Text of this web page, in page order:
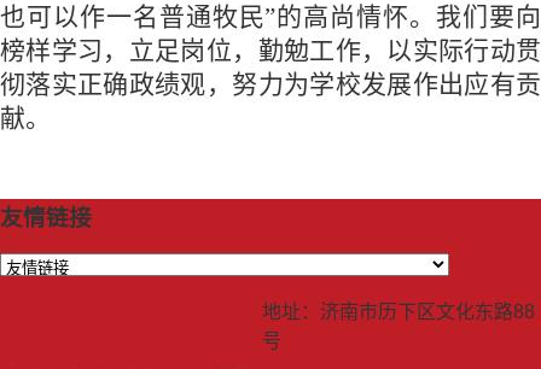
也可以作一名普通牧民”的高尚情怀。我们要向
榜样学习，立足岗位，勤勉工作，以实际行动贯
彻落实正确政绩观，努力为学校发展作出应有贡
献。
友情链接
地址：济南市历下区文化东路88
号